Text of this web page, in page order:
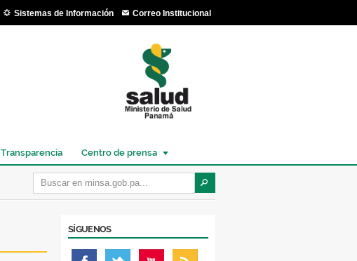
Sistemas de Información Correo Institucional
Transparencia Centro de prensa
SÍGUENOS